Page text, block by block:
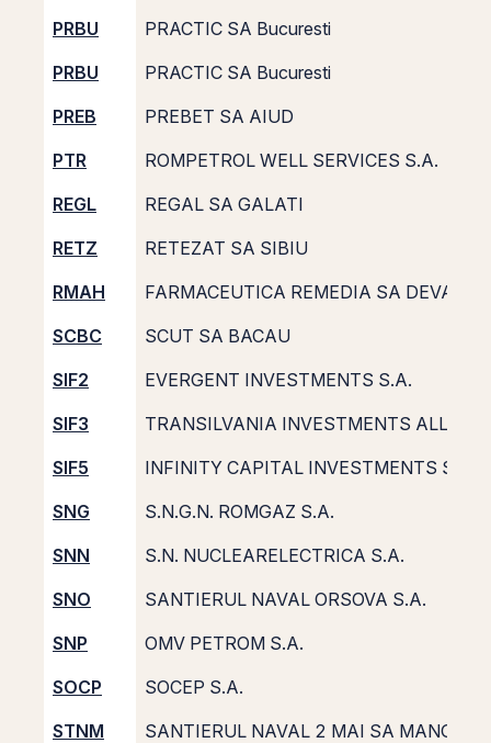
PRBU
PRACTIC SA Bucuresti
PRBU
PRACTIC SA Bucuresti
PREB
PREBET SA AIUD
PTR
ROMPETROL WELL SERVICES S.A.
REGL
REGAL SA GALATI
RETZ
RETEZAT SA SIBIU
RMAH
FARMACEUTICA REMEDIA SA DEVA
SCBC
SCUT SA BACAU
SIF2
EVERGENT INVESTMENTS S.A.
SIF3
TRANSILVANIA INVESTMENTS
SIF5
INFINITY CAPITAL INVESTMENTS SA
SNG
S.N.G.N. ROMGAZ S.A.
SNN
S.N. NUCLEARELECTRICA S.A.
SNO
SANTIERUL NAVAL ORSOVA S.A.
SNP
OMV PETROM S.A.
SOCP
SOCEP S.A.
STNM
SANTIERUL NAVAL 2 MAI SA